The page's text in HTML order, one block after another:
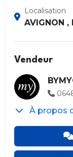
Localisation
AVIGNON ,
Vendeur
À propos